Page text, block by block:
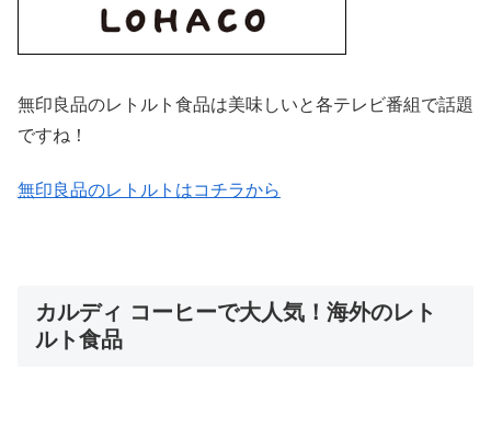
無印良品のレトルト食品は美味しいと各テレビ番組で話題
ですね！
無印良品のレトルトはコチラから
カルディ コーヒーで大人気！海外のレト
ルト食品